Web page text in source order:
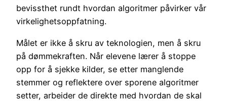
bevissthet rundt hvordan algoritmer påvirker vår
virkelighetsoppfatning.
Målet er ikke å skru av teknologien, men å skru
på dømmekraften. Når elevene lærer å stoppe
opp for å sjekke kilder, se etter manglende
stemmer og reflektere over sporene algoritmer
setter, arbeider de direkte med hvordan de skal